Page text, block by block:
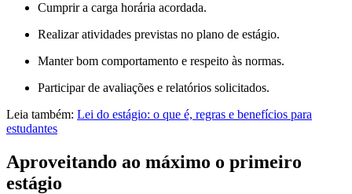
Cumprir a carga horária acordada.
Realizar atividades previstas no plano de estágio.
Manter bom comportamento e respeito às normas.
Participar de avaliações e relatórios solicitados.
Leia também: Lei do estágio: o que é, regras e benefícios para
estudantes
Aproveitando ao máximo o primeiro
estágio